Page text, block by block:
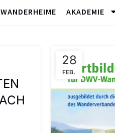
WANDERHEIME AKADEMIE
28
FEB.